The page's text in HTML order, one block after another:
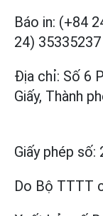
Báo in: (+84
24) 35335237
Địa chỉ: Số 6
Giấy, Thành
Giấy phép số:
Do Bộ TTTT